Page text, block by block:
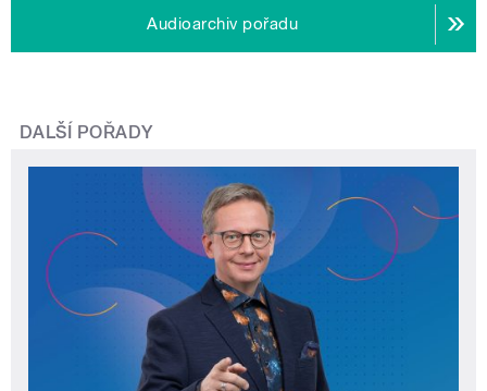
Audioarchiv pořadu
DALŠÍ POŘADY